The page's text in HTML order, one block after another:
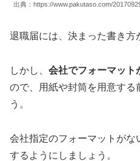
出典：https://www.pakutaso.com/
退職届には、決まった書き方
しかし、 会社でフォーマット
ので、用紙や封筒を用意する
う。
会社指定のフォーマットがな
するようにしましょう。